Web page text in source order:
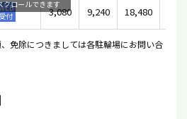
付
3,080 9,240 18,480
クロールできます
免除につきましては各駐輪場にお問い合